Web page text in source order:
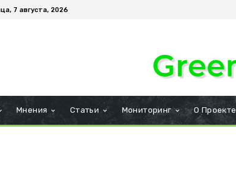
7 августа, 2026
Мнения Статьи Мониторинг О Проекте